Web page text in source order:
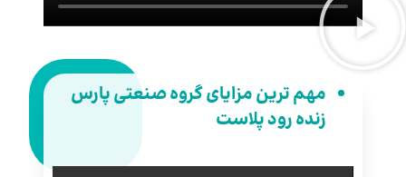
مهم ترین مزایای گروه صنعتی پارس
زنده رود پلاست